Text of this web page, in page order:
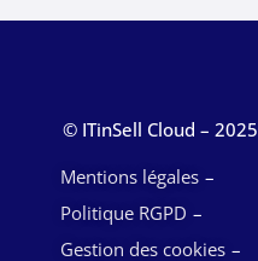
© ITinSell Cloud – 2025
Mentions légales
Politique RGPD
Gestion des cookies